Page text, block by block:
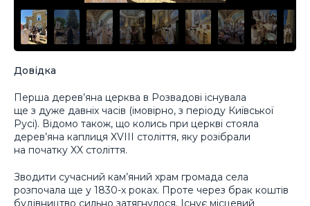
Довідка
Перша дерев’яна церква в Розвадові існувала
ще з дуже давніх часів (імовірно, з періоду Київської
Русі). Відомо також, що колись при церкві стояла
дерев’яна каплиця XVIII століття, яку розібрали
на початку XX століття.
Зводити сучасний кам’яний храм громада села
розпочала ще у 1830-х роках. Проте через брак коштів
будівництво сильно затягнулося. Існує місцевий